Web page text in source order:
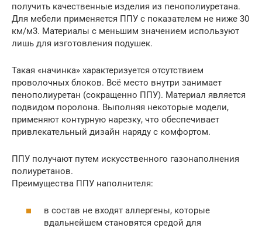
получить качественные изделия из пенополиуретана.
Для мебели применяется ППУ с показателем не ниже 30
км/м3. Материалы с меньшим значением используют
лишь для изготовления подушек.
Такая «начинка» характеризуется отсутствием
проволочных блоков. Всё место внутри занимает
пенополиуретан (сокращенно ППУ). Материал является
подвидом поролона. Выполняя некоторые модели,
применяют контурную нарезку, что обеспечивает
привлекательный дизайн наряду с комфортом.
ППУ получают путем искусственного газонаполнения
полиуретанов.
Преимущества ППУ наполнителя:
в состав не входят аллергены, которые
вдальнейшем становятся средой для